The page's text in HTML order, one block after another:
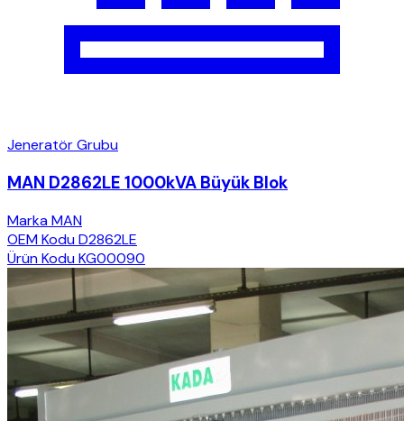
Jeneratör Grubu
MAN D2862LE 1000kVA Büyük Blok
MarkaMAN
OEM KoduD2862LE
Ürün KoduKG00090